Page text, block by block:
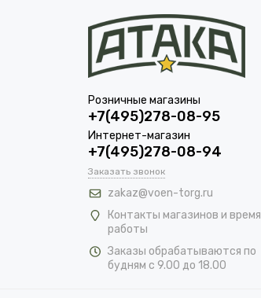
Розничные магазины
+7(495)278-08-95
Интернет-магазин
+7(495)278-08-94
Заказать звонок
zakaz@voen-torg.ru
Контакты магазинов и время
работы
Заказы обрабатываются по
будням с 9.00 до 18.00